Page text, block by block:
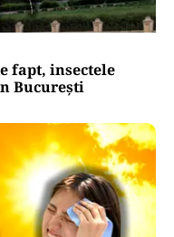
fapt, insectele
București